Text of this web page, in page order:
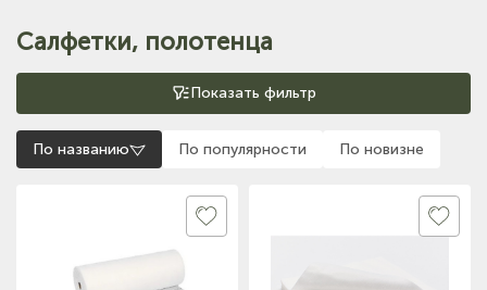
Салфетки, полотенца
Показать фильтр
По названию По популярности По новизне